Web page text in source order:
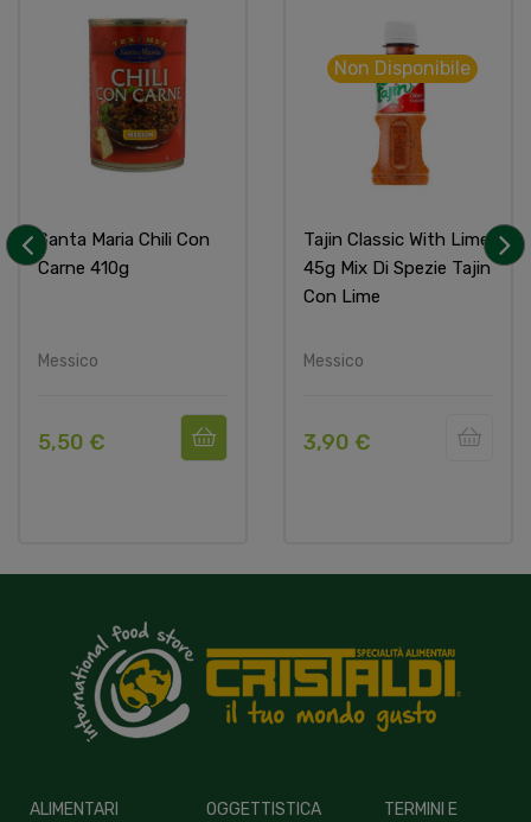
Santa Maria Chili Con
Carne 410g
Messico
5,50 €
Tajin Classic With Lime
45g Mix Di Spezie Tajin
Con Lime
Messico
Non Disponibile
3,90 €
ALIMENTARI OGGETTISTICA
TERMINI E